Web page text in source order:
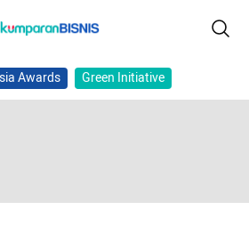
Awards Green Initiative